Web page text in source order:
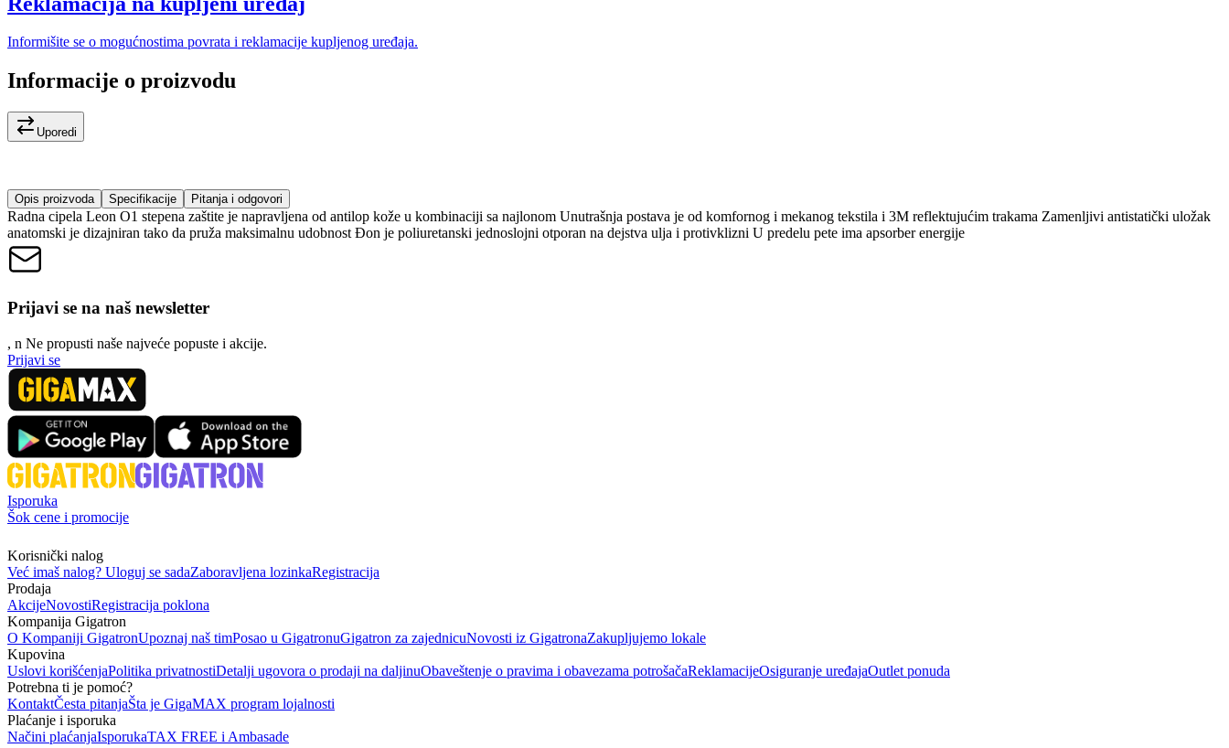
Informišite se o mogućnostima povrata i reklamacije kupljenog uređaja.
Informacije o proizvodu
Uporedi
Opis proizvoda Specifikacije Pitanja i odgovori
Radna cipela Leon O1 stepena zaštite je napravljena od antilop kože u kombinaciji sa najlonom Unutrašnja postava je od komfornog i mekanog tekstila i 3M reflektujućim trakama Zamenljivi antistatički uložak
anatomski je dizajniran tako da pruža maksimalnu udobnost Đon je poliuretanski jednoslojni otporan na dejstva ulja i protivklizni U predelu pete ima apsorber energije
Prijavi se na naš newsletter
, n Ne propusti naše najveće popuste i akcije.
Prijavi se
Isporuka
Šok cene i promocije
Korisnički nalog
Već imaš nalog? Uloguj se sadaZaboravljena lozinkaRegistracija
Prodaja
AkcijeNovostiRegistracija poklona
Kompanija Gigatron
O Kompaniji GigatronUpoznaj naš timPosao u GigatronuGigatron za zajednicuNovosti iz GigatronaZakupljujemo lokale
Kupovina
Uslovi korišćenjaPolitika privatnostiDetalji ugovora o prodaji na daljinuObaveštenje o pravima i obavezama potrošačaReklamacijeOsiguranje uređajaOutlet ponuda
Potrebna ti je pomoć?
KontaktČesta pitanjaŠta je GigaMAX program lojalnosti
Plaćanje i isporuka
Načini plaćanjaIsporukaTAX FREE i Ambasade